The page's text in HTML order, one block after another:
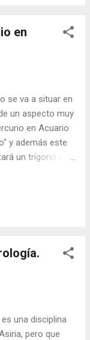
en
se va a situar en
un aspecto muy
en Acuario
y además este
un trígono con
Esta
el día 23 de
una disciplina
pero que